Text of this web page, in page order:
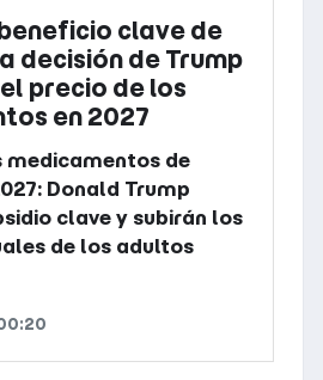
clave de
decisión de Trump
precio de los
en 2027
medicamentos de
Donald Trump
clave y subirán los
de los adultos